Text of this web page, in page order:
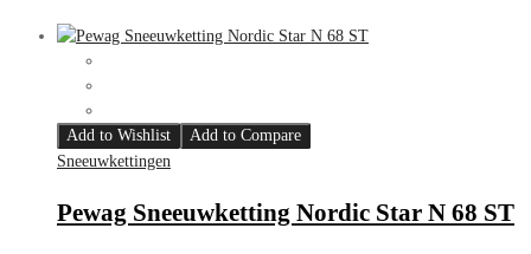
Add to Wishlist
Add to Compare
Sneeuwkettingen
Pewag Sneeuwketting Nordic Star N 68 ST